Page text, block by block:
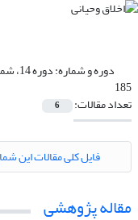
دوره و شماره:
185
تعداد مقالات: 6
فایل کلی مقالات این
مقاله پژوهشی